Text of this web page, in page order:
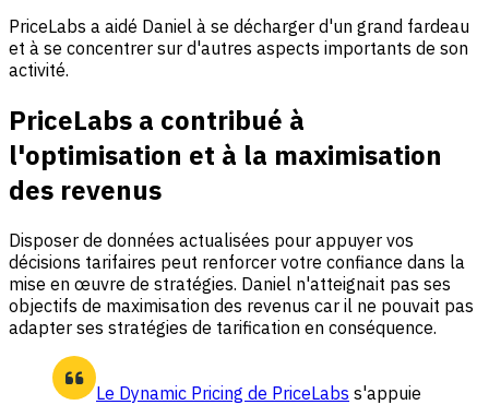
PriceLabs a aidé Daniel à se décharger d'un grand fardeau
et à se concentrer sur d'autres aspects importants de son
activité.
PriceLabs a contribué à
l'optimisation et à la maximisation
des revenus
Disposer de données actualisées pour appuyer vos
décisions tarifaires peut renforcer votre confiance dans la
mise en œuvre de stratégies. Daniel n'atteignait pas ses
objectifs de maximisation des revenus car il ne pouvait pas
adapter ses stratégies de tarification en conséquence.
Le Dynamic Pricing de PriceLabs s'appuie